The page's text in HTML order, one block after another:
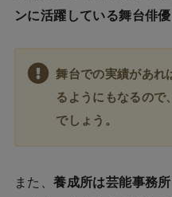
ンに活躍している舞台俳優
舞台での実績があれ
るようにもなるので
でしょう。
また、養成所は芸能事務